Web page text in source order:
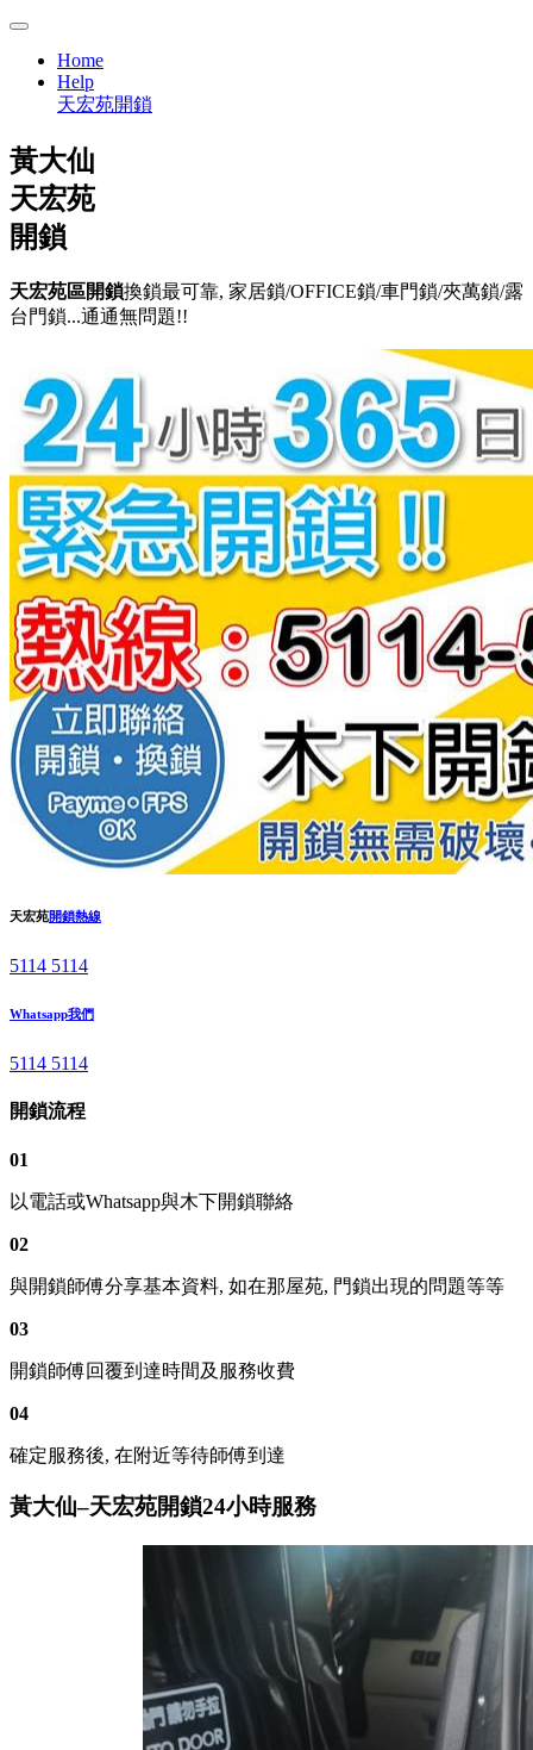
Home
Help
天宏苑開鎖
黃大仙
天宏苑
開鎖
天宏苑區開鎖換鎖最可靠, 家居鎖/OFFICE鎖/車門鎖/夾萬鎖/露
台門鎖...通通無問題!!
天宏苑開鎖熱線
5114 5114
Whatsapp我們
5114 5114
開鎖流程
01
以電話或Whatsapp與木下開鎖聯絡
02
與開鎖師傅分享基本資料, 如在那屋苑, 門鎖出現的問題等等
03
開鎖師傅回覆到達時間及服務收費
04
確定服務後, 在附近等待師傅到達
黃大仙–天宏苑開鎖24小時服務